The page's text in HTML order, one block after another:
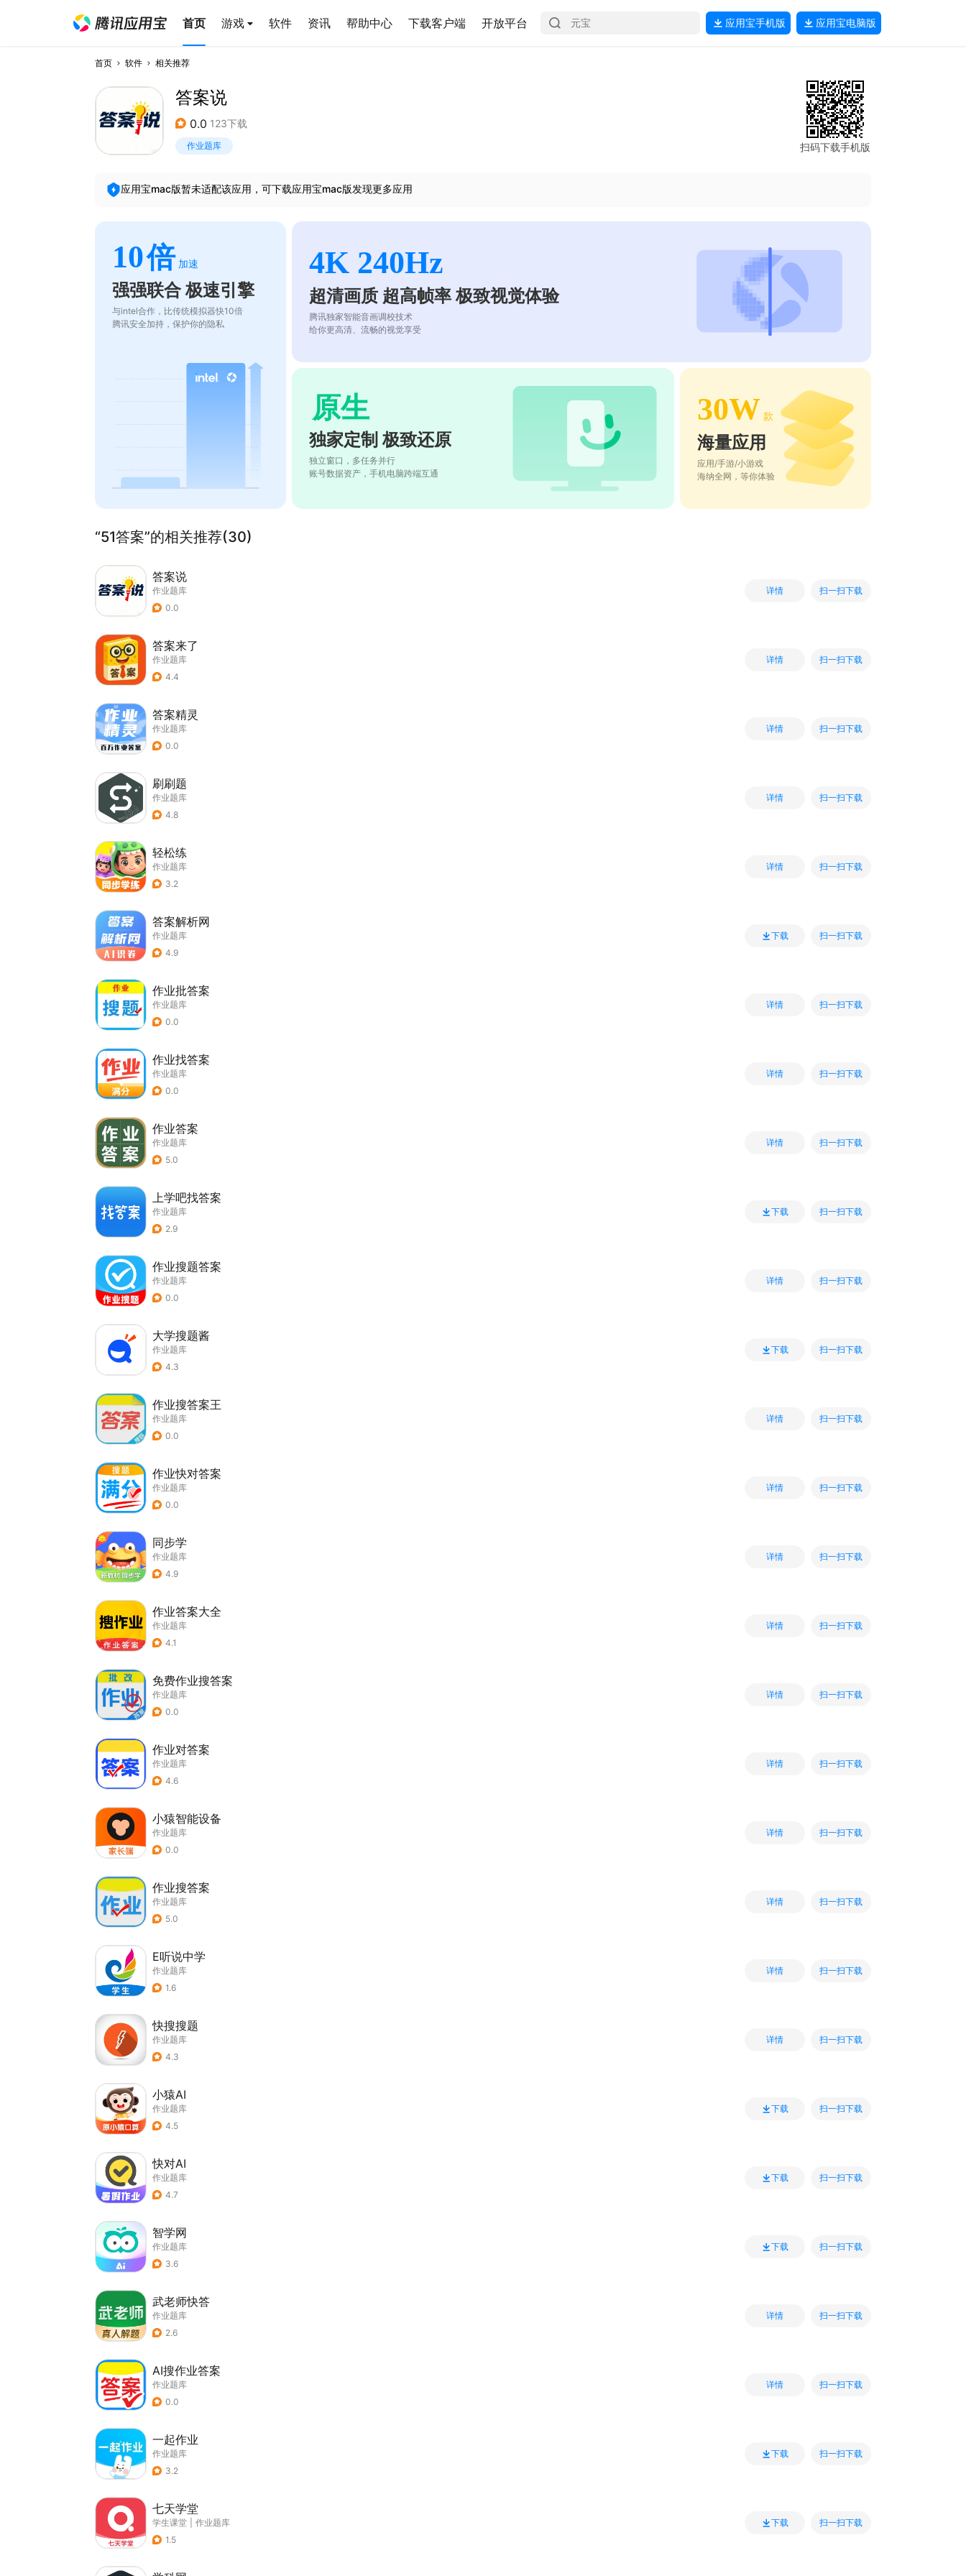
首页 游戏 软件 资讯 帮助中心 下载客户端 开放平台 应用宝手机版 应用宝电脑版
首页 软件 相关推荐
答案说
0.0 123下载
作业题库 扫码下载手机版
应用宝mac版暂未适配该应用，可下载应用宝mac版发现更多应用
10倍 加速
强强联合 极速引擎
与intel合作，比传统模拟器快10倍
腾讯安全加持，保护你的隐私
4K 240Hz
超清画质 超高帧率 极致视觉体验
腾讯独家智能音画调校技术
给你更高清、流畅的视觉享受
原生
独家定制 极致还原
独立窗口，多任务并行
账号数据资产，手机电脑跨端互通
30W 款
海量应用
应用/手游/小游戏
海纳全网，等你体验
“51答案”的相关推荐(30)
答案说
作业题库
0.0
详情 扫一扫下载
答案来了
作业题库
4.4
详情 扫一扫下载
答案精灵
作业题库
0.0
详情 扫一扫下载
刷刷题
作业题库
4.8
详情 扫一扫下载
轻松练
作业题库
3.2
详情 扫一扫下载
答案解析网
作业题库
4.9
下载 扫一扫下载
作业批答案
作业题库
0.0
详情 扫一扫下载
作业找答案
作业题库
0.0
详情 扫一扫下载
作业答案
作业题库
5.0
详情 扫一扫下载
上学吧找答案
作业题库
2.9
下载 扫一扫下载
作业搜题答案
作业题库
0.0
详情 扫一扫下载
大学搜题酱
作业题库
4.3
下载 扫一扫下载
作业搜答案王
作业题库
0.0
详情 扫一扫下载
作业快对答案
作业题库
0.0
详情 扫一扫下载
同步学
作业题库
4.9
详情 扫一扫下载
作业答案大全
作业题库
4.1
详情 扫一扫下载
免费作业搜答案
作业题库
0.0
详情 扫一扫下载
作业对答案
作业题库
4.6
详情 扫一扫下载
小猿智能设备
作业题库
0.0
详情 扫一扫下载
作业搜答案
作业题库
5.0
详情 扫一扫下载
E听说中学
作业题库
1.6
详情 扫一扫下载
快搜搜题
作业题库
4.3
详情 扫一扫下载
小猿AI
作业题库
4.5
下载 扫一扫下载
快对AI
作业题库
4.7
下载 扫一扫下载
智学网
作业题库
3.6
下载 扫一扫下载
武老师快答
作业题库
2.6
详情 扫一扫下载
AI搜作业答案
作业题库
0.0
详情 扫一扫下载
一起作业
作业题库
3.2
下载 扫一扫下载
七天学堂
学生课堂
作业题库
1.5
下载 扫一扫下载